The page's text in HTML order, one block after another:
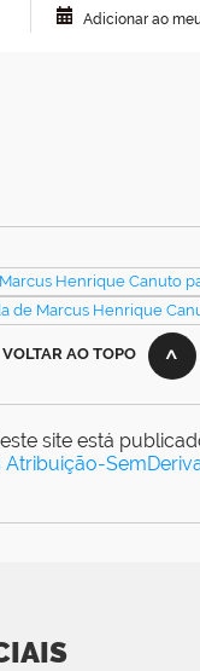
Adicionar ao
Henrique Canuto
de Marcus Henrique
VOLTAR AO TOPO
site está